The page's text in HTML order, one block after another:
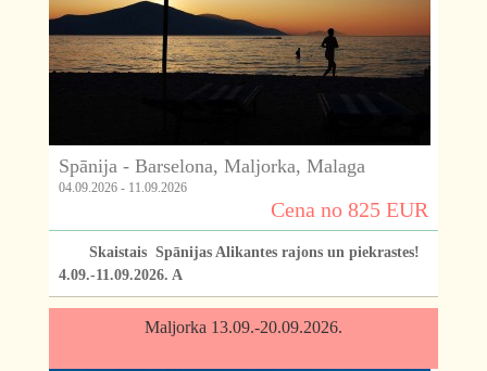
Spānija - Barselona, Maljorka, Malaga
04.09.2026 - 11.09.2026
Cena no 825 EUR
Skaistais Spānijas Alikantes rajons un piekrastes!
4.09.-11.09.2026. A
Maljorka 13.09.-20.09.2026.